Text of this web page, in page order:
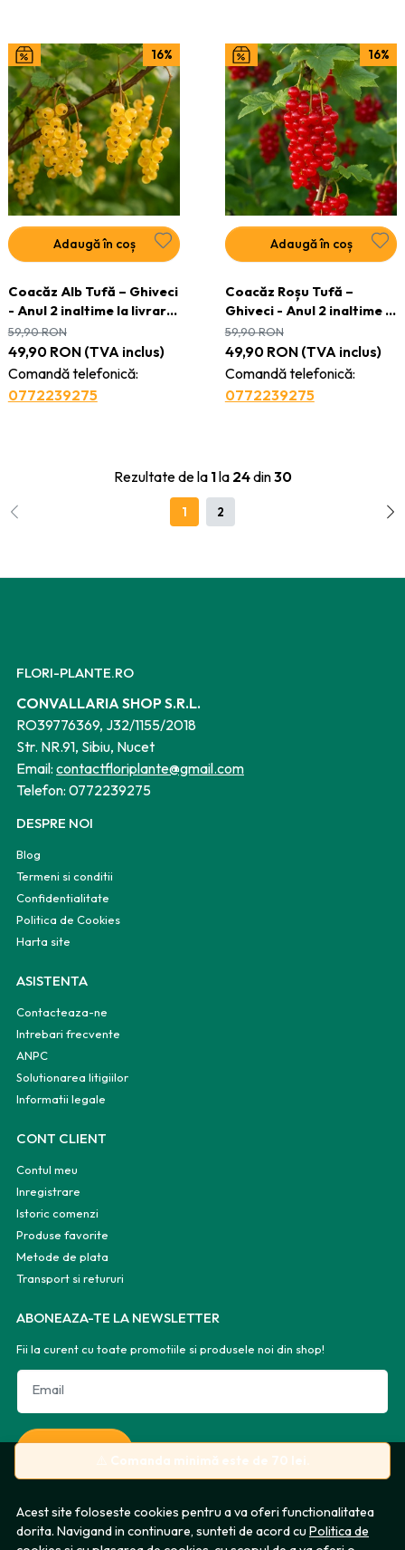
16%
Adaugă în coș
Coacăz Alb Tufă – Ghiveci
- Anul 2 inaltime la livrare
30 - 40 cm
49,90 RON(TVA inclus)
Comandă telefonică:
0772239275
59,90RON
16%
Adaugă în coș
Coacăz Roșu Tufă –
Ghiveci - Anul 2 inaltime la
livrare 30 - 40 cm
49,90 RON(TVA inclus)
Comandă telefonică:
0772239275
59,90RON
Rezultate de la 1la 24din30
1 2
⚠️ Comanda minimă este de 70 lei.
Acest site foloseste cookies pentru a va oferi functionalitatea
dorita. Navigand in continuare, sunteti de acord cu Politica de
FLORI-PLANTE.RO
CONVALLARIA SHOP S.R.L.
RO39776369, J32/1155/2018
Str. NR.91, Sibiu, Nucet
Email: contactfloriplante@gmail.com
Telefon: 0772239275
DESPRE NOI
Blog
Termeni si conditii
Confidentialitate
Politica de Cookies
Harta site
ASISTENTA
Contacteaza-ne
Intrebari frecvente
ANPC
Solutionarea litigiilor
Informatii legale
CONT CLIENT
Contul meu
Inregistrare
Istoric comenzi
Produse favorite
Metode de plata
Transport si retururi
ABONEAZA-TE LA NEWSLETTER
Fii la curent cu toate promotiile si produsele noi din shop!
Email